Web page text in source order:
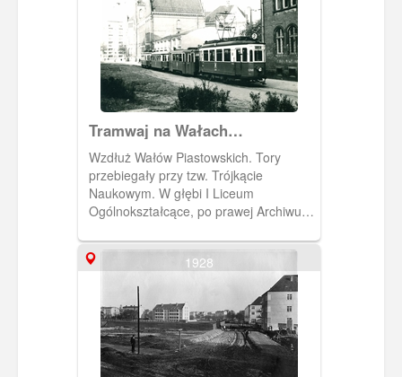
Tramwaj na Wałach
Piastowskich.
Wzdłuż Wałów Piastowskich. Tory
przebiegały przy tzw. Trójkącie
Naukowym. W głębi I Liceum
Ogólnokształcące, po prawej Archiwum
1928